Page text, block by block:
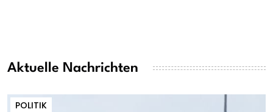
Aktuelle Nachrichten
POLITIK